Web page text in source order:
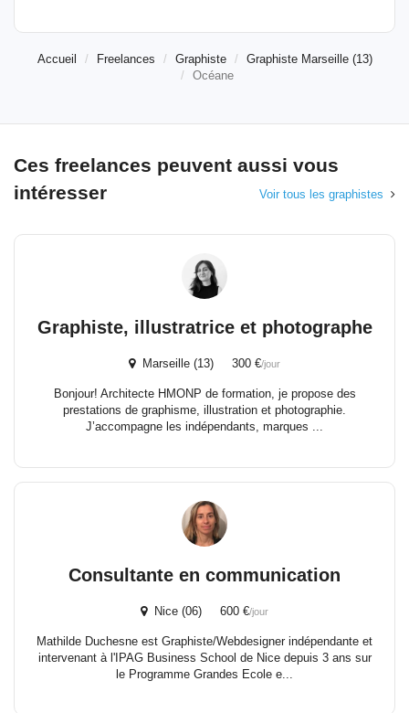
Accueil Freelances Graphiste
Graphiste Marseille (13)
Océane
Ces freelances peuvent aussi vous
intéresser
Voir tous les graphistes
Graphiste, illustratrice et photographe
Marseille (13) 300 €/jour
Bonjour! Architecte HMONP de formation, je propose des
prestations de graphisme, illustration et photographie.
J’accompagne les indépendants, marques ...
Consultante en communication
Nice (06) 600 €/jour
Mathilde Duchesne est Graphiste/Webdesigner indépendante et
intervenant à l'IPAG Business School de Nice depuis 3 ans sur
le Programme Grandes Ecole e...